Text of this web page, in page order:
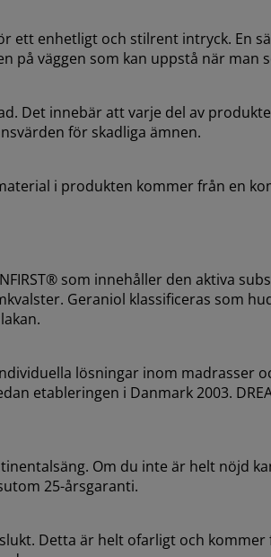
ett enhetligt och stilrent intryck. En
på väggen som kan uppstå när man
Det innebär att varje del av
för skadliga ämnen.
i produkten kommer från en
som innehåller den aktiva
Geraniol klassificeras som
lösningar inom madrasser
etableringen i Danmark 2003.
Om du inte är helt nöjd
25-årsgaranti.
Detta är helt ofarligt och